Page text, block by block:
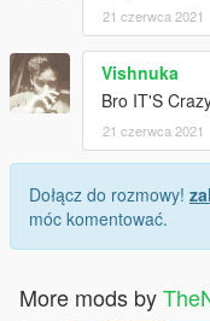
21 czerwca 2021
Vishnuka
Bro IT'S
21 czerwca 2021
Dołącz do rozmowy!
móc komentować.
More mods by